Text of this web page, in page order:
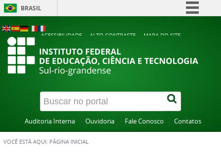
BRASIL
ACESSIBILIDADE ALTO CONTRASTE MAPA DO SITE
Auditoria Interna Ouvidoria Fale Conosco Contatos
VOCÊ ESTÁ AQUI: PÁGINA INICIAL